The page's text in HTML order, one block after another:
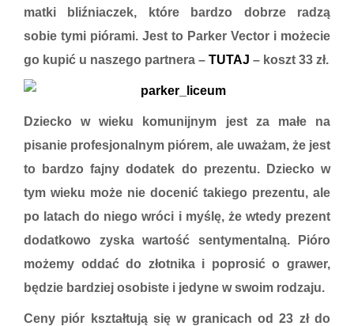
matki bliźniaczek, które bardzo dobrze radzą
sobie tymi piórami. Jest to Parker Vector i możecie
go kupić u naszego partnera – TUTAJ – koszt 33 zł.
Dziecko w wieku komunijnym jest za małe na
pisanie profesjonalnym piórem, ale uważam, że jest
to bardzo fajny dodatek do prezentu. Dziecko w
tym wieku może nie docenić takiego prezentu, ale
po latach do niego wróci i myślę, że wtedy prezent
dodatkowo zyska wartość sentymentalną. Pióro
możemy oddać do złotnika i poprosić o grawer,
będzie bardziej osobiste i jedyne w swoim rodzaju.
Ceny piór kształtują się w granicach od 23 zł do